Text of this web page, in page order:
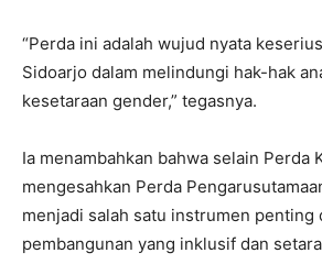
“Perda ini adalah wujud nyata
Sidoarjo dalam melindungi hak-hak
kesetaraan gender,” tegasnya.
Ia menambahkan bahwa selain Perda
mengesahkan Perda
menjadi salah satu instrumen penting
pembangunan yang inklusif dan